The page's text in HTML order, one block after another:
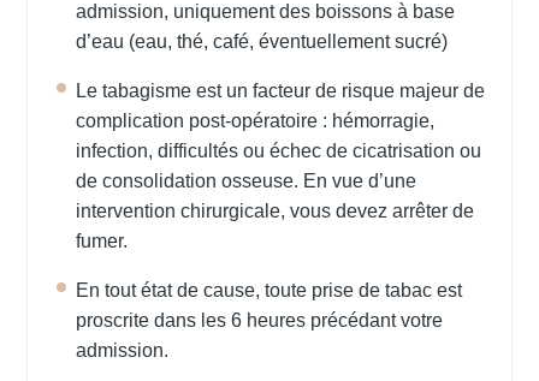
admission, uniquement des boissons à base
d’eau (eau, thé, café, éventuellement sucré)
Le tabagisme est un facteur de risque majeur de
complication post-opératoire : hémorragie,
infection, difficultés ou échec de cicatrisation ou
de consolidation osseuse. En vue d’une
intervention chirurgicale, vous devez arrêter de
fumer.
En tout état de cause, toute prise de tabac est
proscrite dans les 6 heures précédant votre
admission.